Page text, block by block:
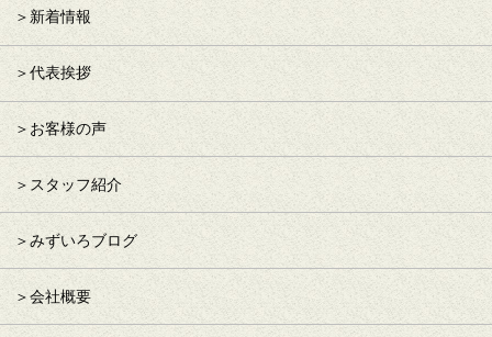
新着情報
代表挨拶
お客様の声
スタッフ紹介
みずいろブログ
会社概要